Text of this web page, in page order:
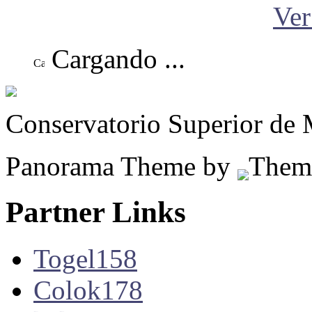
Cargando ...
Conservatorio Superior de
Panorama Theme by
Partner Links
Togel158
Colok178